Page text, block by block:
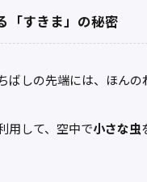
「すきま」の秘密
ばしの先端には、ほんの
用して、空中で小さな虫